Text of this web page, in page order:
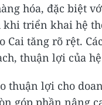
hóa, đặc biệt
khi triển khai hệ
Cai tăng rõ rệt.
thuận lợi của
thuận lợi cho
góp phần nâng